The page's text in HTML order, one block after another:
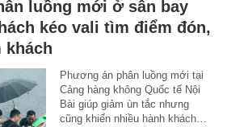
luồng mới ở sân bay
kéo vali tìm điểm đón,
khách
Phương án phân luồng mới tại
Cảng hàng không Quốc tế Nội
Bài giúp giảm ùn tắc nhưng
cũng khiến nhiều hành khách…